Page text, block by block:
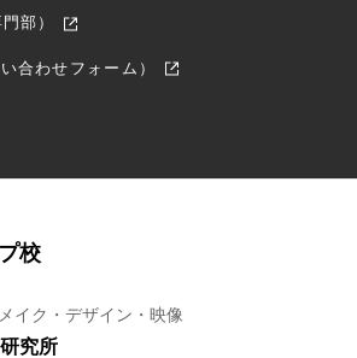
部）
合わせフォーム）
校
イク・デザイン・映像
究所